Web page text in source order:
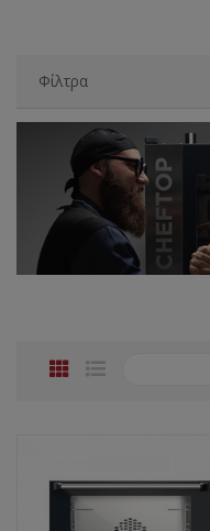
Φίλτρα